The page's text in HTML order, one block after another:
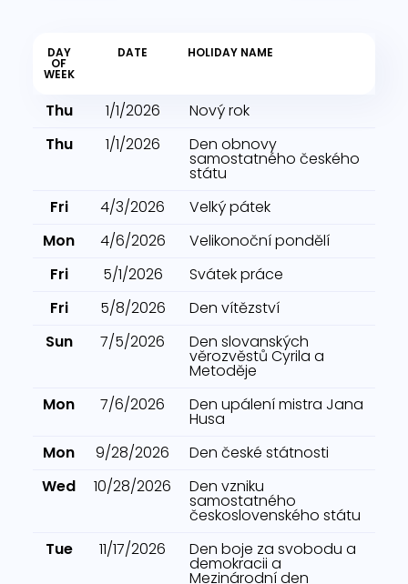
DAY
OF
WEEK
DATE HOLIDAY NAME
Thu 1/1/2026
Nový rok
Thu
1/1/2026 Den obnovy
samostatného českého
státu
Fri
4/3/2026
Velký pátek
Mon
4/6/2026
Velikonoční pondělí
Fri
5/1/2026
Svátek práce
Fri
5/8/2026
Den vítězství
Sun
7/5/2026 Den slovanských
věrozvěstů Cyrila a
Metoděje
Mon
7/6/2026 Den upálení mistra Jana
Husa
Mon
9/28/2026
Den české státnosti
Wed
10/28/2026 Den vzniku
samostatného
československého státu
Tue
11/17/2026 Den boje za svobodu a
demokracii a
Mezinárodní den